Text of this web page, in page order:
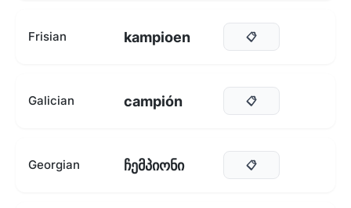
Frisian kampioen 📋
Galician campión 📋
Georgian ჩემპიონი 📋